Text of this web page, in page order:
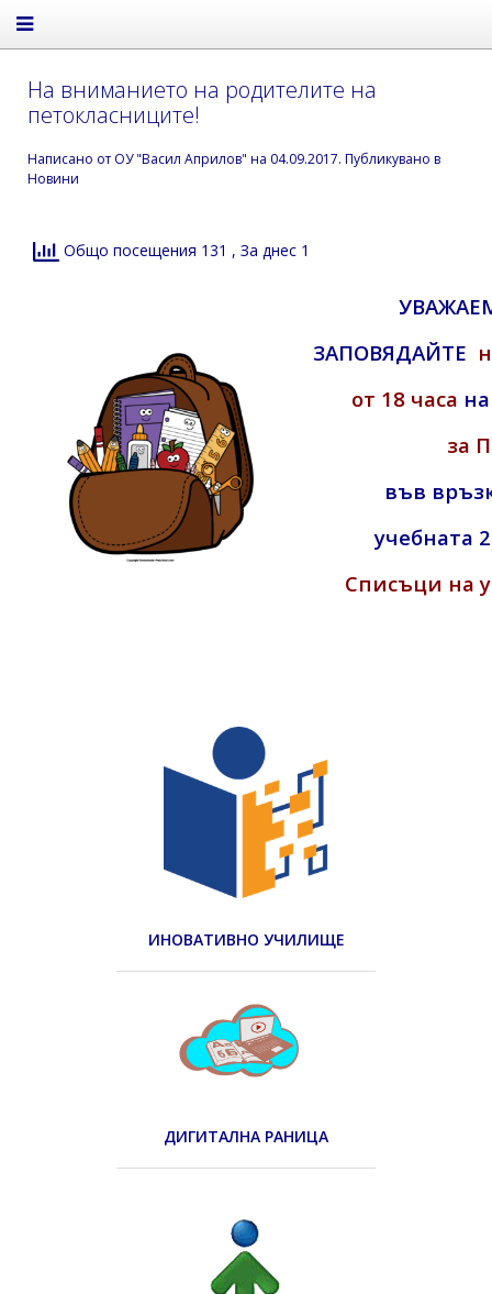
На вниманието на родителите на
петокласниците!
Написано от ОУ "Васил Априлов" на 04.09.2017. Публикувано в
Новини
Общо посещения 131 , За днес 1
ЗАПОВЯДАЙТЕ
от 18 часа
за
във
учебната
Списъци на
ИНОВАТИВНО УЧИЛИЩЕ
ДИГИТАЛНА РАНИЦА